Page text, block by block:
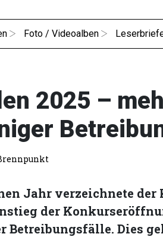
Foto / Videoalben
2025 –
Jahr verzeichnete der
der
Betreibungsfälle. Dies